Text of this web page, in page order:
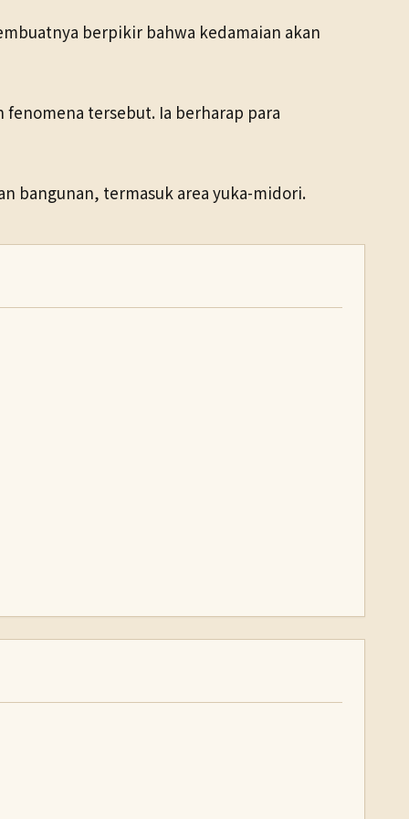
berpikir bahwa kedamaian akan
tersebut. Ia berharap para
bangunan, termasuk area yuka-midori.